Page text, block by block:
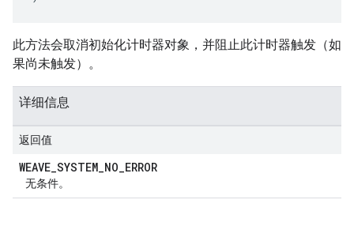
此方法会取消初始化计时器对象，并阻止此计时器触发（如
果尚未触发）。
详细信息
返回值
WEAVE_SYSTEM_NO_ERROR
无条件。